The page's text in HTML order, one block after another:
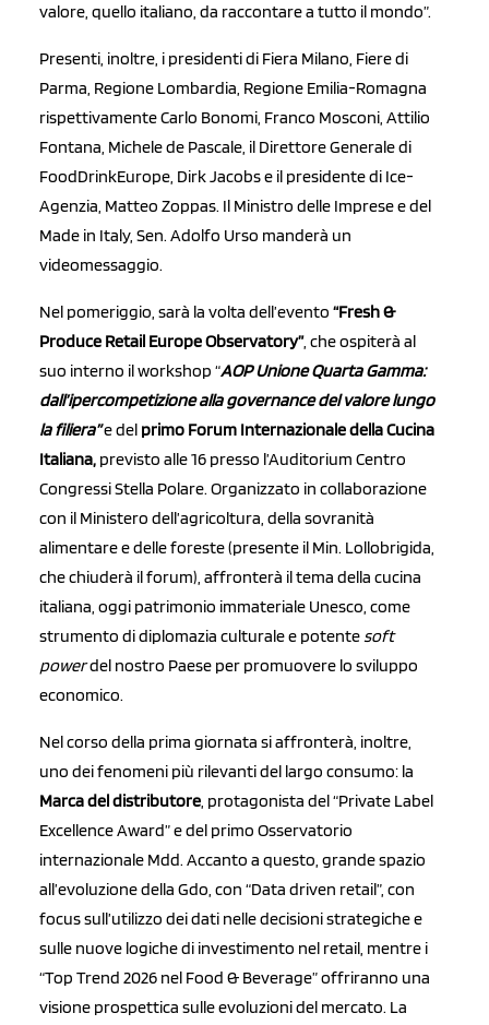
valore, quello italiano, da raccontare a tutto il mondo”.
Presenti, inoltre, i presidenti di Fiera Milano, Fiere di
Parma, Regione Lombardia, Regione Emilia-Romagna
rispettivamente Carlo Bonomi, Franco Mosconi, Attilio
Fontana, Michele de Pascale, il Direttore Generale di
FoodDrinkEurope, Dirk Jacobs e il presidente di Ice-
Agenzia, Matteo Zoppas. Il Ministro delle Imprese e del
Made in Italy, Sen. Adolfo Urso manderà un
videomessaggio.
Nel pomeriggio, sarà la volta dell’evento “Fresh &
Produce Retail Europe Observatory”, che ospiterà al
suo interno il workshop “AOP Unione Quarta Gamma:
dall’ipercompetizione alla governance del valore lungo
la filiera”e del primo Forum Internazionale della Cucina
Italiana, previsto alle 16 presso l’Auditorium Centro
Congressi Stella Polare. Organizzato in collaborazione
con il Ministero dell’agricoltura, della sovranità
alimentare e delle foreste (presente il Min. Lollobrigida,
che chiuderà il forum), affronterà il tema della cucina
italiana, oggi patrimonio immateriale Unesco, come
strumento di diplomazia culturale e potentesoft
powerdel nostro Paese per promuovere lo sviluppo
economico.
Nel corso della prima giornata si affronterà, inoltre,
uno dei fenomeni più rilevanti del largo consumo: la
Marca del distributore, protagonista del “Private Label
Excellence Award” e del primo Osservatorio
internazionale Mdd. Accanto a questo, grande spazio
all’evoluzione della Gdo, con “Data driven retail”, con
focus sull’utilizzo dei dati nelle decisioni strategiche e
sulle nuove logiche di investimento nel retail, mentre i
“Top Trend 2026 nel Food & Beverage” offriranno una
visione prospettica sulle evoluzioni del mercato. La